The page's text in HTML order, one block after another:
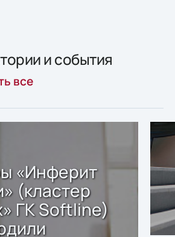
и события
все
«Инферит
(кластер
ГК Softline)